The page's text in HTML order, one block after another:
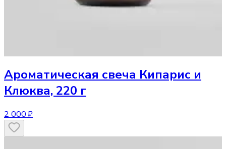
Ароматическая свеча Кипарис и
Клюква, 220 г
2 000 ₽